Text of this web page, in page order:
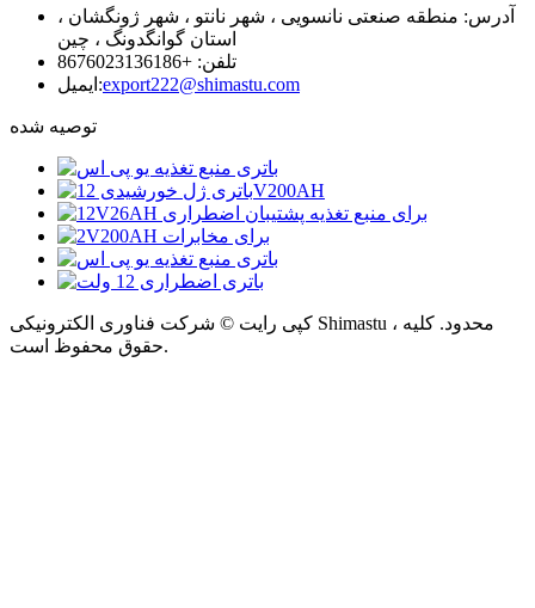
آدرس: منطقه صنعتی نانسویی ، شهر نانتو ، شهر ژونگشان ،
استان گوانگدونگ ، چین
تلفن: +8676023136186
ایمیل:export222@shimastu.com
توصیه شده
کپی رایت © شرکت فناوری الکترونیکی Shimastu ، محدود. کلیه
حقوق محفوظ است.